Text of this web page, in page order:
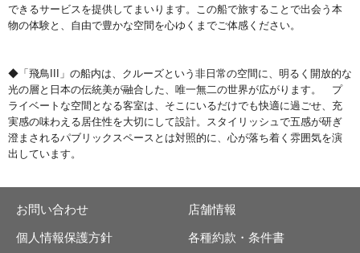
できるサービスを提供してまいります。この船で旅することで出会う本
物の体験と、自由で豊かな空間を心ゆくまでご体感ください。
◆「飛鳥III」の船内は、クルーズという非日常の空間に、明るく開放的な
光の層と日本の伝統美が融合した、唯一無二の世界が広がります。 プ
ライベートな空間となる客室は、そこにいるだけでも快適に過ごせ、充
実感の味わえる居住性を大切にして設計。スタイリッシュで五感が研ぎ
澄まされるパブリックスペースとは対照的に、心が落ち着く雰囲気を演
出しています。
お問い合わせ 店舗情報
個人情報保護方針 各種約款・条件書